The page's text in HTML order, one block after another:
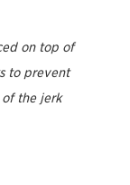
on top of
to prevent
the jerk